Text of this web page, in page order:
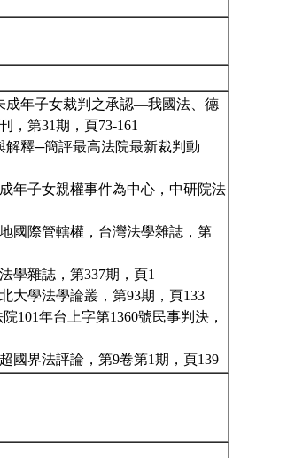
成年子女裁判之承認—我國法、德
，第31期，頁73-161
解釋─簡評最高法院最新裁判動
年子女親權事件為中心，中研院法
國際管轄權，台灣法學雜誌，第
學雜誌，第337期，頁1
大學法學論叢，第93期，頁133
101年台上字第1360號民事判決，
國界法評論，第9卷第1期，頁139